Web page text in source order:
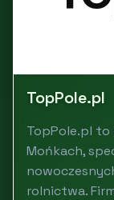
TopPole.pl
TopPole.pl to
Mońkach,
rolnictwa.